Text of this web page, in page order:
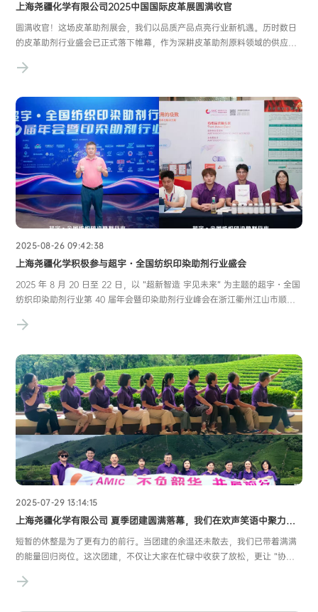
上海尧疆化学有限公司2025中国国际皮革展圆满收官
圆满收官！这场皮革助剂展会，我们以品质产品点亮行业新机遇。历时数日
的皮革助剂行业盛会已正式落下帷幕，作为深耕皮革助剂原料领域的供应
期待，为此次展会画上了圆满句号。展会期间，我们重点展示了几大大明星
2025-08-26 09:42:38
上海尧疆化学积极参与超宇・全国纺织印染助剂行业盛会
2025 年 8 月 20 日至 22 日，以 “超新智造 宇见未来” 为主题的超宇・全国
纺织印染助剂行业第 40 届年会暨印染助剂行业峰会在浙江衢州江山市顺利
宇新材料科技有限公司独家冠名，吸引了众多业内企业、专家学者与从业者
2025-07-29 13:14:15
上海尧疆化学有限公司 夏季团建圆满落幕，我们在欢声笑语中聚力前行！
短暂的休整是为了更有力的前行。当团建的余温还未散去，我们已带着满满
的能量回归岗位。这次团建，不仅让大家在忙碌中收获了放松，更让 “协
在挑战中凝聚的力量，终将成为我们攻克难关、再创佳绩的底气。前路漫